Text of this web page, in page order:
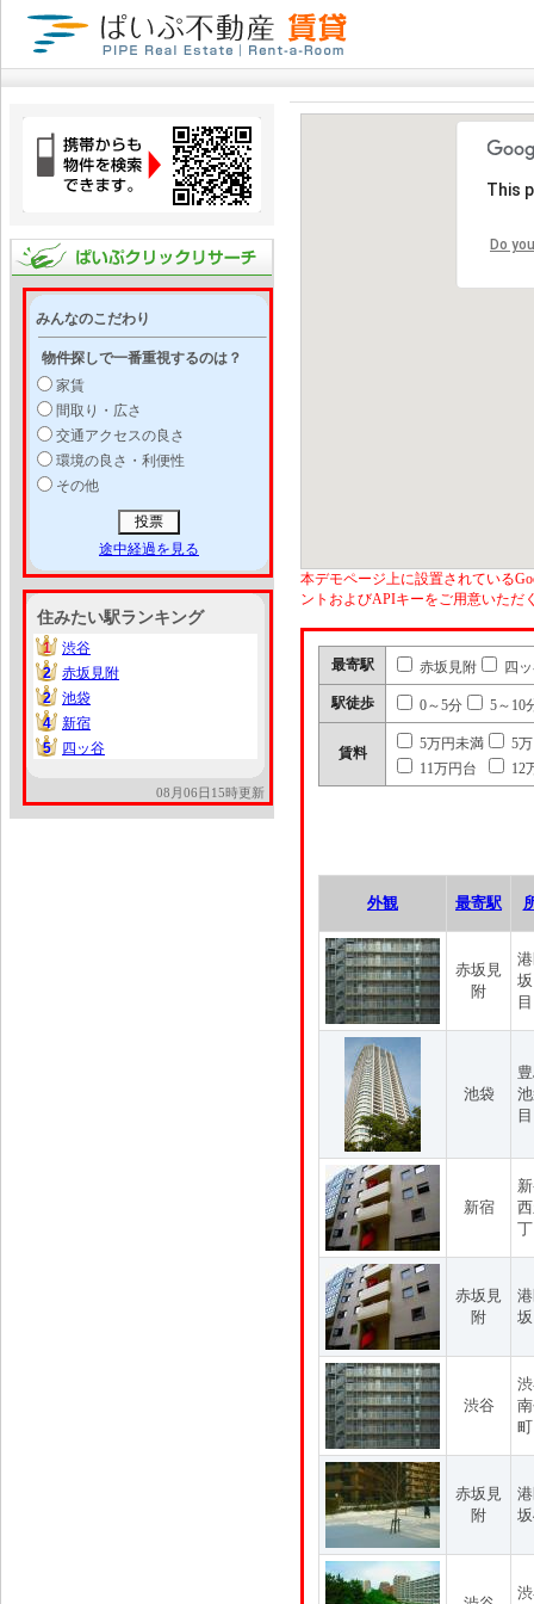
みんなのこだわり
物件探しで一番重視するのは？
家賃
間取り・広さ
交通アクセスの良さ
環境の良さ・利便性
その他
途中経過を見る
住みたい駅ランキング
1
1
渋谷
2
2
赤坂見附
2
2
池袋
4
4
新宿
5
5 四ッ谷
08月06日15時更新
This
Do
本デモページ上に設置されている
ントおよびAPIキーをご用意いただ
最寄駅 赤坂見附 四
駅徒歩 0～5分 5～10
賃料
5万円未満
5
11万円台
12
外観 最寄駅
赤坂見
附
目
池袋
目
新宿
赤坂見
附
渋谷
赤坂見
附